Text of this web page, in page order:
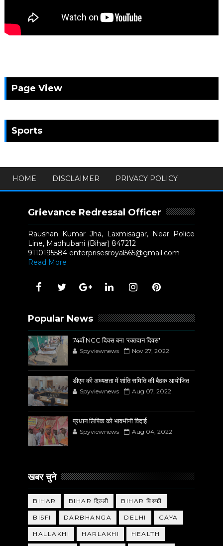
Page View
Sports
HOME DISCLAIMER PRIVACY POLICY
Grievance Redressal Officer
Raushan Kumar Jha, Laxmisagar, Near Police
Line, Madhubani (Bihar) 847212
9110195584 enterprisesroyal565@gmail.com
Read More
Popular News
74वाँ NCC दिवस बना 'रक्तदान दिवस'
Spyviewnews Nov 27, 2022
डीएम की अध्यक्षता में शांति समिति की बैठक आयोजित
Spyviewnews Aug 07, 2022
प्रधान लिपिक को भावभीनी विदाई
Spyviewnews Aug 04, 2022
खबर चुने
BIHAR BIHAR दिल्ली BIHAR बिस्फी
BISFI DARBHANGA DELHI GAYA
HALLAKHI HARLAKHI HEALTH